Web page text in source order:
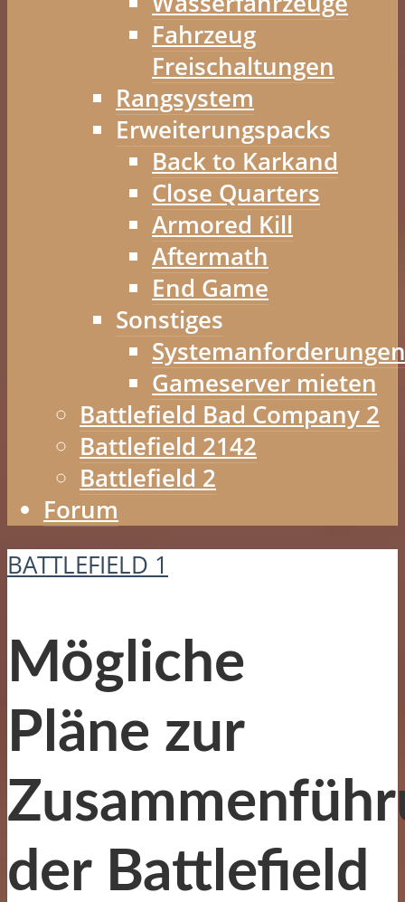
Fahrzeug
Freischaltungen
Rangsystem
Erweiterungspacks
Back to Karkand
Close Quarters
Armored Kill
Aftermath
End Game
Sonstiges
Systemanforderungen
Gameserver mieten
Battlefield Bad Company 2
Battlefield 2142
Battlefield 2
Forum
BATTLEFIELD 1
Mögliche
Pläne zur
der Battlefield